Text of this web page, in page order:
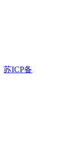
苏ICP备